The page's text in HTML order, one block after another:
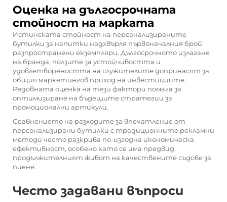
Оценка на дългосрочната
стойност на марката
Истинската стойност на персонализираните
бутилки за напитки надхвърля първоначалния брой
разпространени екземпляри. Дългосрочното излагане
на бранда, ползите за устойчивостта и
удовлетвореността на служителите допринасят за
общия маркетингов приход на инвестициите.
Редовната оценка на тези фактори помага за
оптимизиране на бъдещите стратегии за
промоционални артикули.
Сравнението на разходите за впечатление от
персонализирани бутилки с традиционните рекламни
методи често разкрива по-изгодна икономическа
ефективност, особено като се има предвид
продължителният живот на качествените съдове за
пиене.
Често задавани въпроси